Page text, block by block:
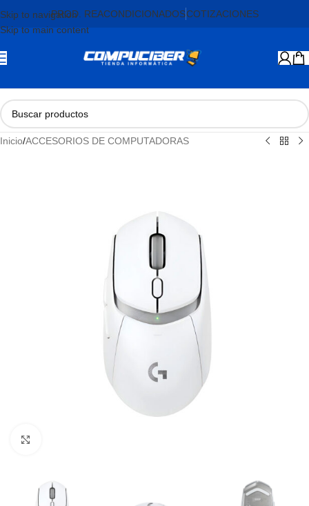
Skip to navigation
Skip to main content
PROD. REACONDICIONADOSCOTIZACIONES
Inicio/ACCESORIOS DE COMPUTADORAS